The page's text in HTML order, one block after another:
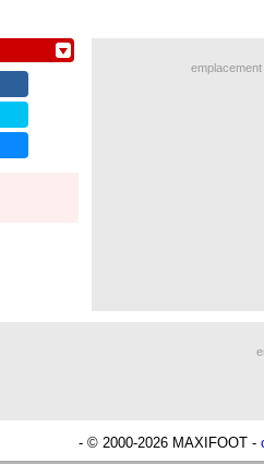
- © 2000-2026 MAXIFOOT -